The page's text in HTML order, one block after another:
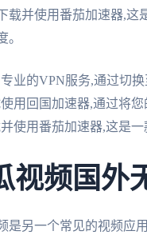
载并使用番茄加速器,这
。
业的VPN服务,通过切
用回国加速器,通过将
使用番茄加速器,这是
视频国外
是另一个常见的视频应